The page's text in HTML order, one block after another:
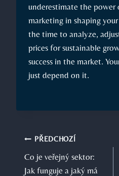
underestimate the power
marketing in shaping
the time to analyze,
prices for sustainable
success in the market.
just depend on it.
Navigace
pro
PŘEDCHOZÍ
Co je veřejný sektor:
Jak funguje a jaký má